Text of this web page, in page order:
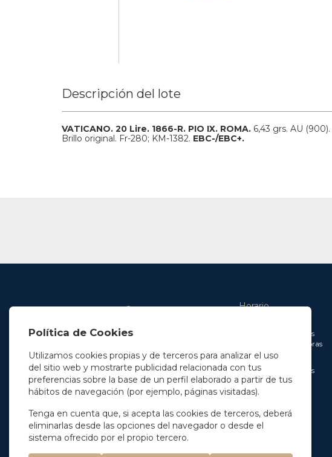
Descripción del lote
VATICANO. 20 Lire. 1866-R. PIO IX. ROMA. 6,43 grs. AU (900).
Brillo original. Fr-280; KM-1382. EBC-/EBC+.
En Madrid
info@soleryllach.com
En Barcelona
Beethoven 13
+34 93 201 87 33
info@soleryllach.com
Horario
De 9.00 a 13.30 horas
y de 14.30 a 18.00 horas
Viernes:
De 8.30 a 15.00 horas
Política de Cookies
Utilizamos cookies propias y de terceros para analizar el uso
del sitio web y mostrarte publicidad relacionada con tus
preferencias sobre la base de un perfil elaborado a partir de tus
hábitos de navegación (por ejemplo, páginas visitadas).
Tenga en cuenta que, si acepta las cookies de terceros, deberá
eliminarlas desde las opciones del navegador o desde el
sistema ofrecido por el propio tercero.